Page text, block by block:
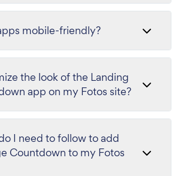
mobile-friendly?
the look of the Landing
app on my Fotos site?
I need to follow to add
Countdown to my Fotos